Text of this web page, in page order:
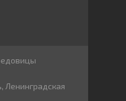
, Ленинградская